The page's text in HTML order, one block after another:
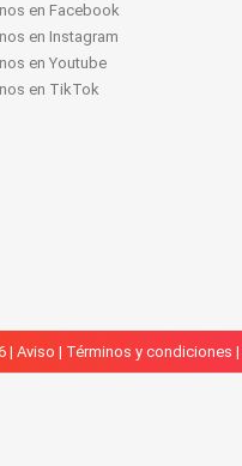
en Facebook
en Instagram
en Youtube
en TikTok
| Aviso | Términos y condiciones |